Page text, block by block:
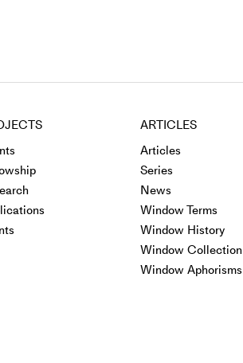
ARTICLES
Articles
Series
News
Window Terms
Window History
Window Collection
Window Aphorisms